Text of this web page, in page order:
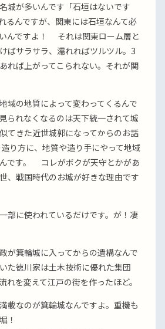
城が多いんです「石垣はないです
るんですが、関東には石垣なんて必
んですよ！ それは関東ローム層と
ばサラサラ、濡れればツルツル。3
れば上がってこられない。それが関
域の地質によって変わってくるんで
られなくなるのは天下統一されて城
てきた近世城郭になってからのお話
り方に、地質や造り手にやって地域
です。 コレがボクが天守とかがあ
、戦国時代のお城が好きな理由です
部に使われているだけです。が！凄
が箕輪城に入ってからの遺構なんで
た徳川家は土木技術に優れた集団
れを変えて江戸の街を作ったほど。
載なのが箕輪城なんですよ。重機も
！